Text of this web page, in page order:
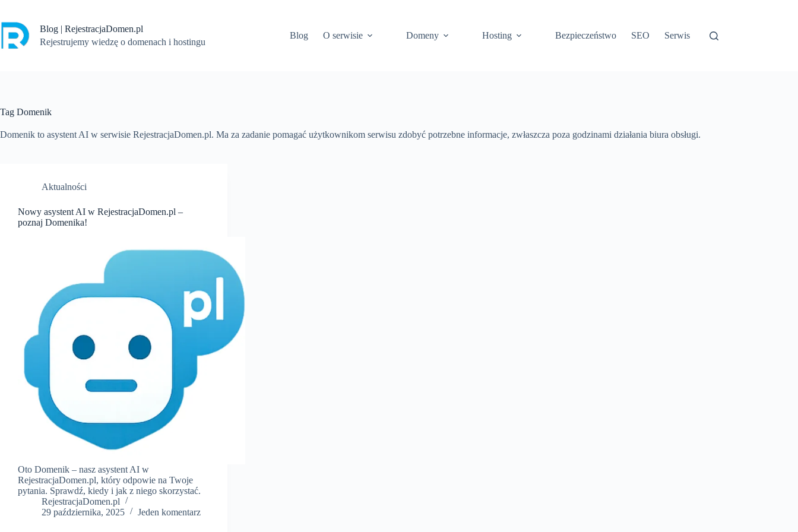
treści
Blog | RejestracjaDomen.pl
Rejestrujemy wiedzę o domenach i hostingu
Blog O serwisie Domeny Hosting Bezpieczeństwo SEO Serwis
Tag Domenik
Domenik to asystent AI w serwisie RejestracjaDomen.pl. Ma za zadanie pomagać użytkownikom serwisu zdobyć potrzebne informacje, zwłaszcza poza godzinami działania biura obsługi.
Aktualności
Nowy asystent AI w RejestracjaDomen.pl –
poznaj Domenika!
Oto Domenik – nasz asystent AI w
RejestracjaDomen.pl, który odpowie na Twoje
pytania. Sprawdź, kiedy i jak z niego skorzystać.
RejestracjaDomen.pl
29 października, 2025
Jeden komentarz